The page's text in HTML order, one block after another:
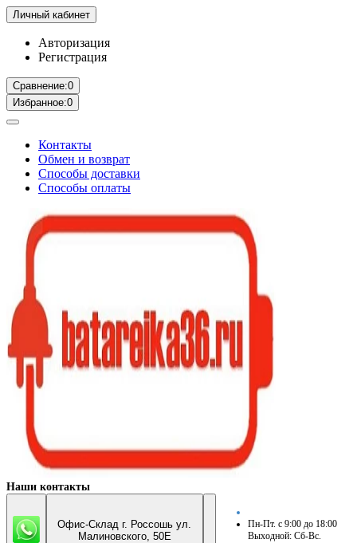
Личный кабинет
Авторизация
Регистрация
Сравнение:0
Избранное:0
Контакты
Обмен и возврат
Способы доставки
Способы оплаты
Наши контакты
Офис-Склад г. Россошь ул.
Малиновского, 50Е
Пн-Пт. с 9:00 до 18:00
Выходной: Сб-Вс.